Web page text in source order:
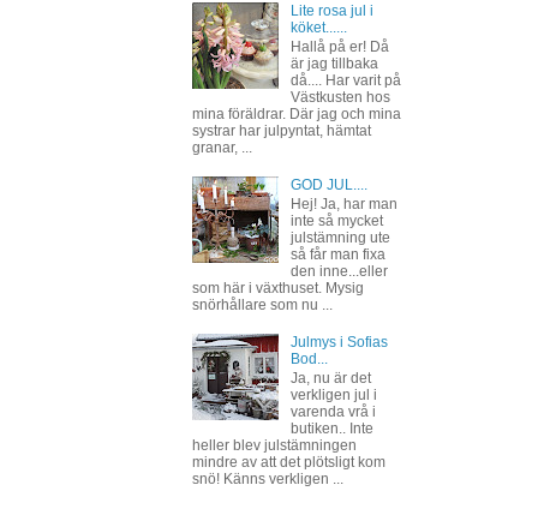
Lite rosa jul i
köket......
Hallå på er! Då
är jag tillbaka
då.... Har varit på
Västkusten hos
mina föräldrar. Där jag och mina
systrar har julpyntat, hämtat
granar, ...
GOD JUL....
Hej! Ja, har man
inte så mycket
julstämning ute
så får man fixa
den inne...eller
som här i växthuset. Mysig
snörhållare som nu ...
Julmys i Sofias
Bod...
Ja, nu är det
verkligen jul i
varenda vrå i
butiken.. Inte
heller blev julstämningen
mindre av att det plötsligt kom
snö! Känns verkligen ...